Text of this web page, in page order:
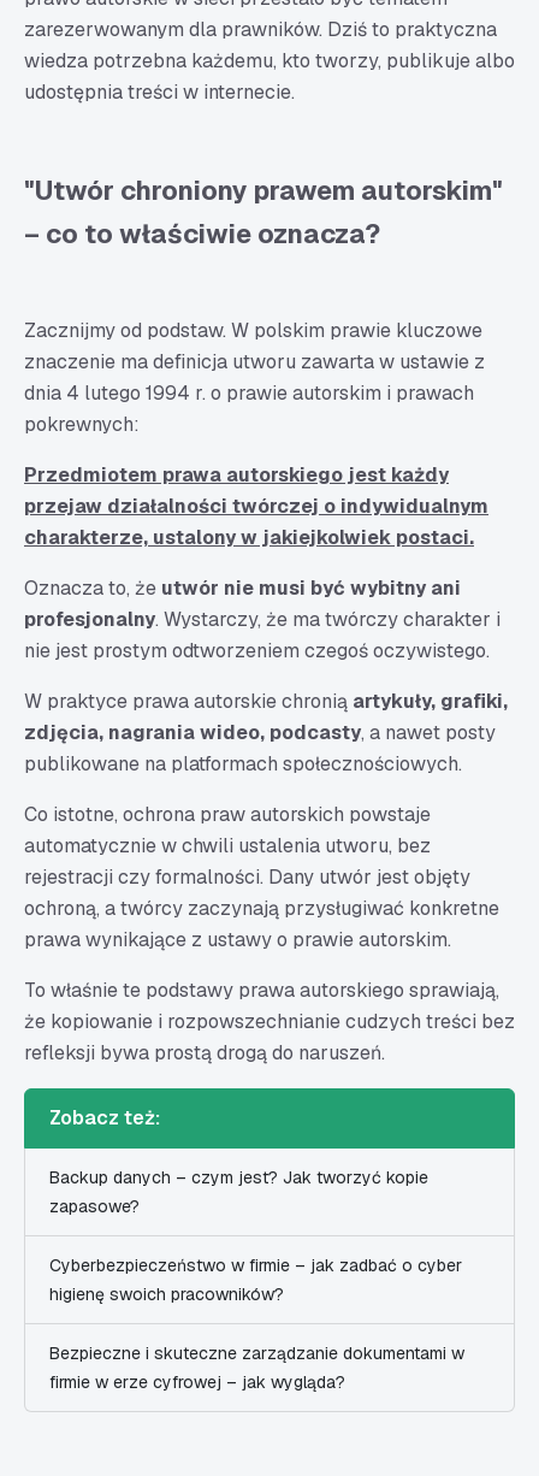
Domena publiczna
Co nie podlega kwestiom łamania praw autorskich?
Twórz w internecie bez ryzyka naruszenia praw
w sieci
zarezerwowanym dla prawników. Dziś to praktyczna
wiedza potrzebna każdemu, kto tworzy, publikuje albo
udostępnia treści w internecie.
"Utwór chroniony prawem autorskim"
– co to właściwie oznacza?
Zacznijmy od podstaw. W polskim prawie kluczowe
znaczenie ma definicja utworu zawarta w ustawie z
dnia 4 lutego 1994 r. o prawie autorskim i prawach
pokrewnych:
Przedmiotem prawa autorskiego jest każdy
przejaw działalności twórczej o indywidualnym
charakterze, ustalony w jakiejkolwiek postaci.
Oznacza to, że utwór nie musi być wybitny ani
profesjonalny. Wystarczy, że ma twórczy charakter i
nie jest prostym odtworzeniem czegoś oczywistego.
W praktyce prawa autorskie chronią artykuły, grafiki,
zdjęcia, nagrania wideo, podcasty, a nawet posty
publikowane na platformach społecznościowych.
Co istotne, ochrona praw autorskich powstaje
automatycznie w chwili ustalenia utworu, bez
rejestracji czy formalności. Dany utwór jest objęty
ochroną, a twórcy zaczynają przysługiwać konkretne
prawa wynikające z ustawy o prawie autorskim.
To właśnie te podstawy prawa autorskiego sprawiają,
że kopiowanie i rozpowszechnianie cudzych treści bez
refleksji bywa prostą drogą do naruszeń.
Zobacz też:
Backup danych – czym jest? Jak tworzyć kopie
zapasowe?
Cyberbezpieczeństwo w firmie – jak zadbać o cyber
higienę swoich pracowników?
Bezpieczne i skuteczne zarządzanie dokumentami w
firmie w erze cyfrowej – jak wygląda?